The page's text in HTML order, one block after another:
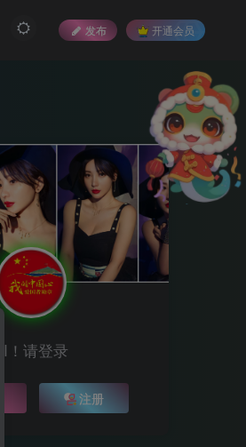
发布 开通会员
HI！请登录
注册